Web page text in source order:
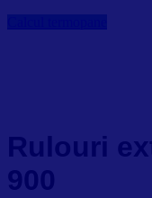
Rulouri
900